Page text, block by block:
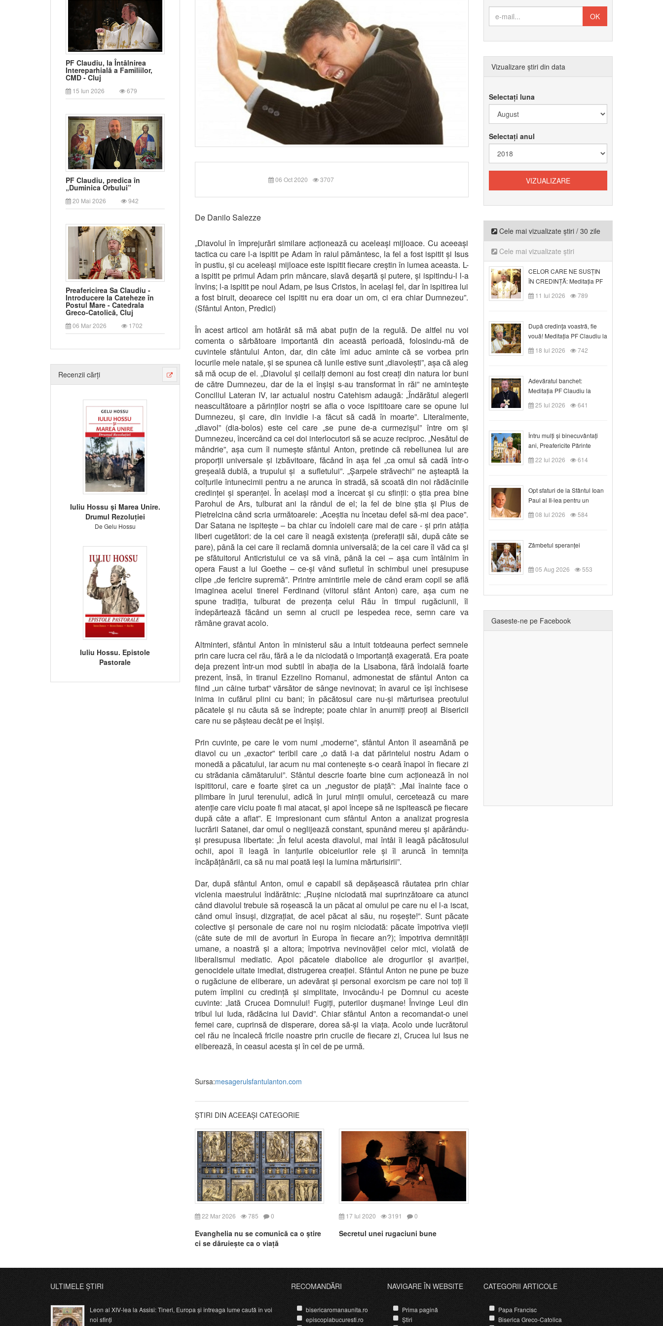
PF Claudiu, la Întâlnirea
Intereparhială a Familiilor,
CMD - Cluj
15 Iun 2026 679
PF Claudiu, predica în
„Duminica Orbului”
20 Mai 2026 942
Preafericirea Sa Claudiu -
Introducere la Cateheze în
Postul Mare - Catedrala
Greco-Catolică, Cluj
06 Mar 2026 1702
Recenzii cărți
Iuliu Hossu și Marea Unire.
Drumul Rezoluției
De Gelu Hossu
Iuliu Hossu. Epistole
Pastorale
06 Oct 2020 3707
De Danilo Salezze
„Diavolul în împrejurări similare acționează cu aceleași mijloace. Cu aceeași
tactica cu care l-a ispitit pe Adam în raiul pământesc, la fel a fost ispitit și Isus
în pustiu, și cu aceleași mijloace este ispitit fiecare creștin în lumea aceasta. L-
a ispitit pe primul Adam prin mâncare, slavă deșartă și putere, și ispitindu-l l-a
învins; l-a ispitit pe noul Adam, pe Isus Cristos, în același fel, dar în ispitirea lui
a fost biruit, deoarece cel ispitit nu era doar un om, ci era chiar Dumnezeu”.
(Sfântul Anton, Predici)
În acest articol am hotărât să mă abat puțin de la regulă. De altfel nu voi
comenta o sărbătoare importantă din această perioadă, folosindu-mă de
cuvintele sfântului Anton, dar, din câte îmi aduc aminte că se vorbea prin
locurile mele natale, și se spunea că lunile estive sunt „diavolești”, așa că aleg
să mă ocup de el. „Diavolul și ceilalți demoni au fost creați din natura lor buni
de către Dumnezeu, dar de la ei înșiși s-au transformat în răi” ne amintește
Conciliul Lateran IV, iar actualul nostru Catehism adaugă: „Îndărătul alegerii
neascultătoare a părinților noștri se afla o voce ispititoare care se opune lui
Dumnezeu, și care, din invidie i-a făcut să cadă în moarte”. Literalmente,
„diavol” (dia-bolos) este cel care „se pune de-a curmezișul” între om și
Dumnezeu, încercând ca cei doi interlocutori să se acuze reciproc. „Nesătul de
mândrie”, așa cum îl numește sfântul Anton, pretinde că rebeliunea lui are
proporții universale și izbăvitoare, făcând în așa fel „ca omul să cadă într-o
greșeală dublă, a trupului și a sufletului”. „Șarpele străvechi” ne așteaptă la
colțurile întunecimii pentru a ne arunca în stradă, să scoată din noi rădăcinile
credinței și speranței. În același mod a încercat și cu sfinții: o știa prea bine
Parohul de Ars, tulburat ani la rândul de el; la fel de bine știa și Pius de
Pietrelcina când scria următoarele: „Aceștia nu încetau defel să-mi dea pace”.
Dar Satana ne ispitește – ba chiar cu îndoieli care mai de care - și prin atâția
liberi cugetători: de la cei care îi neagă existența (preferații săi, după câte se
pare), până la cei care îi reclamă domnia universală; de la cei care îl văd ca și
pe sfătuitorul Anticristului ce va să vină, până la cei – așa cum întâlnim în
opera Faust a lui Goethe – ce-și vând sufletul în schimbul unei presupuse
clipe „de fericire supremă”. Printre amintirile mele de când eram copil se află
imaginea acelui tinerel Ferdinand (viitorul sfânt Anton) care, așa cum ne
spune tradiția, tulburat de prezența celui Rău în timpul rugăciunii, îl
îndepărtează făcând un semn al crucii pe lespedea rece, semn care va
rămâne gravat acolo.
Altminteri, sfântul Anton în ministerul său a intuit totdeauna perfect semnele
prin care lucra cel rău, fără a le da niciodată o importanță exagerată. Era poate
deja prezent într-un mod subtil în abația de la Lisabona, fără îndoială foarte
prezent, însă, în tiranul Ezzelino Romanul, admonestat de sfântul Anton ca
fiind „un câine turbat” vărsător de sânge nevinovat; în avarul ce își închisese
inima in cufărul plini cu bani; în păcătosul care nu-și mărturisea preotului
păcatele și nu căuta să se îndrepte; poate chiar în anumiți preoți ai Bisericii
care nu se pășteau decât pe ei înșiși.
Prin cuvinte, pe care le vom numi „moderne”, sfântul Anton îl aseamănă pe
diavol cu un „exactor” teribil care „o dată i-a dat părintelui nostru Adam o
monedă a păcatului, iar acum nu mai contenește s-o ceară înapoi în fiecare zi
cu strădania cămătarului”. Sfântul descrie foarte bine cum acționează în noi
ispititorul, care e foarte șiret ca un „negustor de piață”: „Mai înainte face o
plimbare în jurul terenului, adică în jurul minții omului, cercetează cu mare
atenție care viciu poate fi mai atacat, și apoi începe să ne ispitească pe fiecare
după câte a aflat”. E impresionant cum sfântul Anton a analizat progresia
lucrării Satanei, dar omul o neglijează constant, spunând mereu și apărându-
și presupusa libertate: „În felul acesta diavolul, mai întâi îi leagă păcătosului
ochii, apoi îl leagă în lanțurile obiceiurilor rele și îl aruncă în temnița
încăpățânării, ca să nu mai poată ieși la lumina mărturisirii”.
Dar, după sfântul Anton, omul e capabil să depășească răutatea prin chiar
viclenia maestrului îndărătnic: „Rușine niciodată mai suprinzătoare ca atunci
când diavolul trebuie să roșească la un păcat al omului pe care nu el l-a iscat,
când omul însuși, dizgrațiat, de acel păcat al său, nu roșește!”. Sunt păcate
colective și personale de care noi nu roșim niciodată: păcate împotriva vieții
(câte sute de mii de avorturi în Europa în fiecare an?); împotriva demnității
umane, a noastră și a altora; împotriva nevinovăției celor mici, violată de
liberalismul mediatic. Apoi păcatele diabolice ale drogurilor și avariției,
genocidele uitate imediat, distrugerea creației. Sfântul Anton ne pune pe buze
o rugăciune de eliberare, un adevărat și personal exorcism pe care noi toți îl
putem împlini cu credință și simplitate, invocându-l pe Domnul cu aceste
cuvinte: „Iată Crucea Domnului! Fugiți, puterilor dușmane! Învinge Leul din
tribul lui Iuda, rădăcina lui David”. Chiar sfântul Anton a recomandat-o unei
femei care, cuprinsă de disperare, dorea să-și ia viața. Acolo unde lucrătorul
cel rău ne încalecă fricile noastre prin crucile de fiecare zi, Crucea lui Isus ne
eliberează, în ceasul acesta și în cel de pe urmă.
Sursa:mesagerulsfantulanton.com
ȘTIRI DIN ACEEAȘI CATEGORIE
22 Mar 2026 785 0
Evanghelia nu se comunică ca o știre
ci se dăruiește ca o viață
17 Iul 2020 3191 0
Secretul unei rugaciuni bune
Vizualizare știri din data
Selectați luna
Selectați anul
Cele mai vizualizate știri / 30 zile
Cele mai vizualizate știri
CELOR CARE NE SUSȚIN
ÎN CREDINȚĂ: Meditația PF
Claudiu la Duminica a VI-a
după Rusalii
11 Iul 2026 789
După credinţa voastră, fie
vouă! Meditația PF Claudiu la
duminica a VII-a după Rusalii
18 Iul 2026 742
Adevăratul banchet:
Meditația PF Claudiu la
Duminica a VIII-a după
Rusalii
25 Iul 2026 641
Întru mulți și binecuvântați
ani, Preafericite Părinte
Claudiu!
22 Iul 2026 614
Opt sfaturi de la Sfântul Ioan
Paul al II-lea pentru un
creștin
08 Iul 2026 584
Zâmbetul speranței
05 Aug 2026 553
Gaseste-ne pe Facebook
ULTIMELE ȘTIRI
Leon al XIV-lea la Assisi: Tineri, Europa și întreaga lume caută în voi
noi sfinți
RECOMANDĂRI
bisericaromanaunita.ro
episcopiabucuresti.ro
NAVIGARE ÎN WEBSITE
Prima pagină
Știri
CATEGORII ARTICOLE
Papa Francisc
Biserica Greco-Catolica